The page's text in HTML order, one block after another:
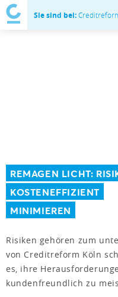
Sie sind bei:
REMAGEN LICHT:
KOSTENEFFIZIENT
MINIMIEREN
Risiken gehören zum
von Creditreform Köln
es, ihre
kundenfreundlich zu